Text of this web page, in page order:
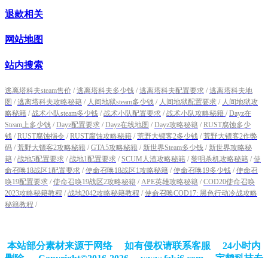
退款相关
网站地图
站内搜索
逃离塔科夫steam售价 / 逃离塔科夫多少钱 / 逃离塔科夫配置要求 / 逃离塔科夫地
图 / 逃离塔科夫攻略秘籍 / 人间地狱steam多少钱 / 人间地狱配置要求 / 人间地狱攻
略秘籍 / 战术小队steam多少钱 / 战术小队配置要求 / 战术小队攻略秘籍 / Dayz在
Steam上多少钱 / Dayz配置要求 / Dayz在线地图 / Dayz攻略秘籍 / RUST腐蚀多少
钱 / RUST腐蚀指令 / RUST腐蚀攻略秘籍 / 荒野大镖客2多少钱 / 荒野大镖客2作弊
码 / 荒野大镖客2攻略秘籍 / GTA5攻略秘籍 / 新世界Steam多少钱 / 新世界攻略秘
籍 / 战地5配置要求 / 战地1配置要求 / SCUM人渣攻略秘籍 / 黎明杀机攻略秘籍 / 使
命召唤18战区1配置要求 / 使命召唤18战区1攻略秘籍 / 使命召唤19多少钱 / 使命召
唤19配置要求 / 使命召唤19战区2攻略秘籍 / APE英雄攻略秘籍 / COD20使命召唤
2023攻略秘籍教程 / 战地2042攻略秘籍教程 / 使命召唤COD17: 黑色行动冷战攻略
秘籍教程 /
本站部分素材来源于网络 如有侵权请联系客服 24小时内